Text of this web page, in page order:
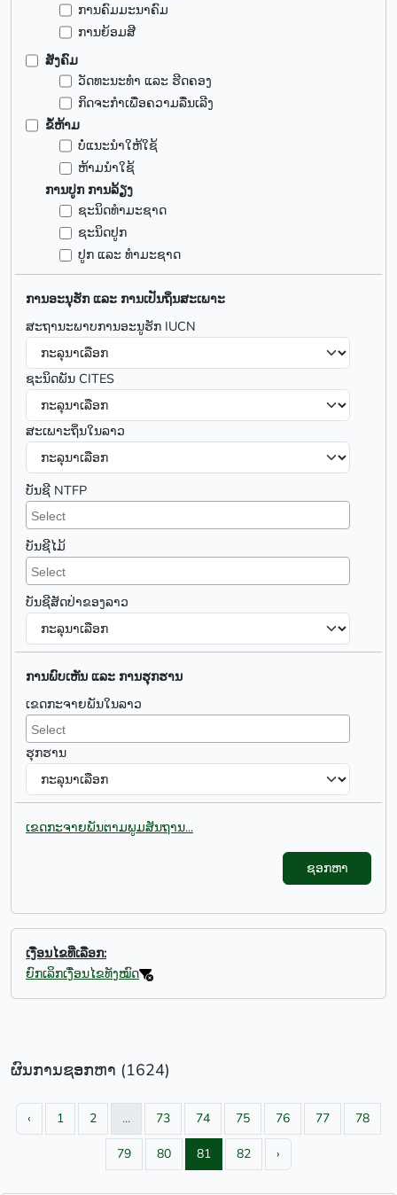
ການຄົມມະນາຄົມ
ການຍ້ອມສີ
ສັງຄົມ
ວັດທະນະທຳ ແລະ ຮີດຄອງ
ກິດຈະກໍາເພື່ອຄວາມລື່ນເລີງ
ຂໍ້ຫ້າມ
ບໍ່ແນະນຳໃຫ້ໃຊ້
ຫ້າມນຳໃຊ້
ການປູກ ການລ້ຽງ
ຊະນິດທຳມະຊາດ
ຊະນິດປູກ
ປູກ ແລະ ທຳມະຊາດ
ການອະນຸຮັກ ແລະ ການເປັນຖິ່ນສະເພາະ
ສະຖານະພາບການອະນູຮັກ IUCN
ຊະນິດພັນ CITES
ສະເພາະຖິ່ນໃນລາວ
ບັນຊີ NTFP
ບັນຊີໄມ້
ບັນຊີສັດປ່າຂອງລາວ
ການພົບເຫັນ ແລະ ການຮຸກຮານ
ເຂດກະຈາຍພັນໃນລາວ
ຮຸກຮານ
ເຂດກະຈາຍພັນຕາມພູມສັນຖານ...
ຊອກຫາ
ເງື່ອນໄຂທີ່ເລືອກ:
ຍົກເລິກເງື່ອນໄຂທັງໝົດ
ຜົນການຊອກຫາ (1624)
‹ 1 2 ... 73 74 75 76 77 78
79 80 81 82 ›